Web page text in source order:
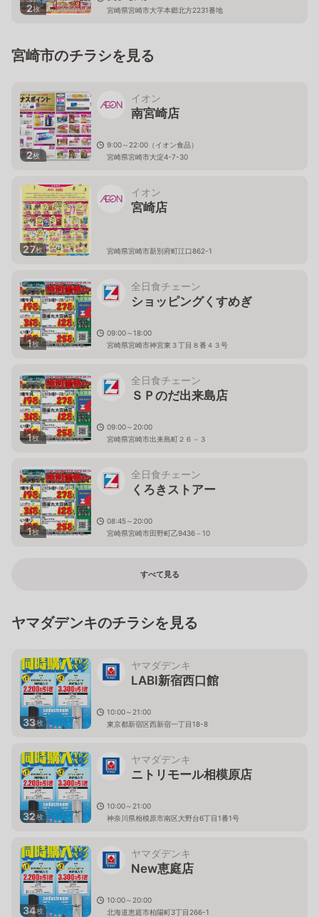
2枚
宮崎県宮崎市大字本郷北方2231番地
宮崎市のチラシを見る
2枚
イオン
南宮崎店
9:00～22:00（イオン食品）
宮崎県宮崎市大淀4-7-30
27枚
イオン
宮崎店
宮崎県宮崎市新別府町江口862-1
1枚
全日食チェーン
ショッピングくすめぎ
09:00～18:00
宮崎県宮崎市神宮東３丁目８番４３号
1枚
全日食チェーン
ＳＰのだ出来島店
09:00～20:00
宮崎県宮崎市出来島町２６－３
1枚
全日食チェーン
くろきストアー
08:45～20:00
宮崎県宮崎市田野町乙9436－10
すべて見る
ヤマダデンキのチラシを見る
33枚
ヤマダデンキ
LABI新宿西口館
10:00～21:00
東京都新宿区西新宿一丁目18-8
32枚
ヤマダデンキ
ニトリモール相模原店
10:00～21:00
神奈川県相模原市南区大野台6丁目1番1号
34枚
ヤマダデンキ
New恵庭店
10:00～20:00
北海道恵庭市柏陽町3丁目266-1